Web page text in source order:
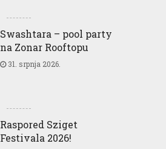
Swashtara – pool party
na Zonar Rooftopu
31. srpnja 2026.
Raspored Sziget
Festivala 2026!